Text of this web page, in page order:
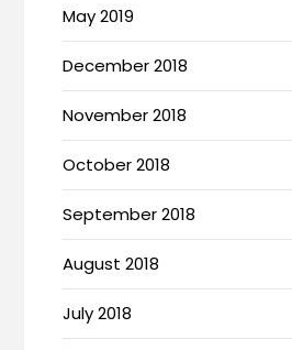
May 2019
December 2018
November 2018
October 2018
September 2018
August 2018
July 2018